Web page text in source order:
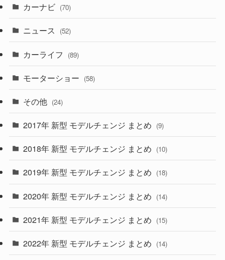
(50)
(43)
(6)
(9)
(4)
(30)
(27)
(58)
(28)
(27)
(26)
(33)
(10)
(35)
(10)
(9)
(1) (5)
カーナビ (70)
ニュース (52)
カーライフ (89)
モーターショー (58)
その他 (24)
2017年 新型 モデルチェンジ まとめ (9)
2018年 新型 モデルチェンジ まとめ (10)
2019年 新型 モデルチェンジ まとめ (18)
2020年 新型 モデルチェンジ まとめ (14)
2021年 新型 モデルチェンジ まとめ (15)
2022年 新型 モデルチェンジ まとめ (14)